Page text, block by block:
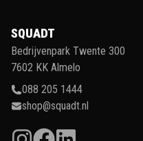
SQUADT
Bedrijvenpark Twente 300
7602 KK Almelo
088 205 1444
shop@squadt.nl